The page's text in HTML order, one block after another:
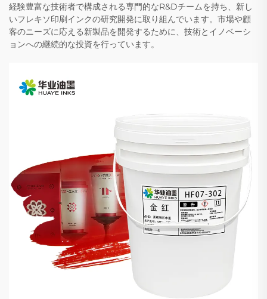
経験豊富な技術者で構成される専門的なR&Dチームを持ち、新し
いフレキソ印刷インクの研究開発に取り組んでいます。市場や顧
客のニーズに応える新製品を開発するために、技術とイノベーシ
ョンへの継続的な投資を行っています。